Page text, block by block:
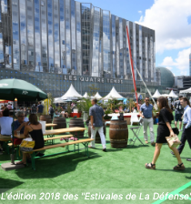
L'édition 2018 des "Estivales de La
L'édition 2018 des "Estivales de La